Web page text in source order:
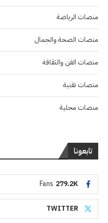
منصات الرياضة
منصات الصحة والجمال
منصات الفن والثقافة
منصات تقنية
منصات محلية
تابعونا
279.2K
Fans
TWITTER